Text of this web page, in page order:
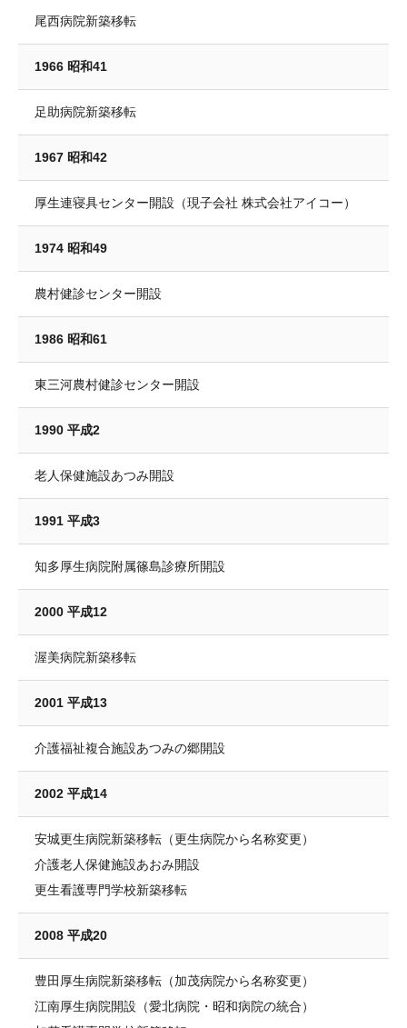
尾西病院新築移転
1966 昭和41
足助病院新築移転
1967 昭和42
厚生連寝具センター開設（現子会社 株式会社アイコー）
1974 昭和49
農村健診センター開設
1986 昭和61
東三河農村健診センター開設
1990 平成2
老人保健施設あつみ開設
1991 平成3
知多厚生病院附属篠島診療所開設
2000 平成12
渥美病院新築移転
2001 平成13
介護福祉複合施設あつみの郷開設
2002 平成14
安城更生病院新築移転（更生病院から名称変更）
介護老人保健施設あおみ開設
更生看護専門学校新築移転
2008 平成20
豊田厚生病院新築移転（加茂病院から名称変更）
江南厚生病院開設（愛北病院・昭和病院の統合）